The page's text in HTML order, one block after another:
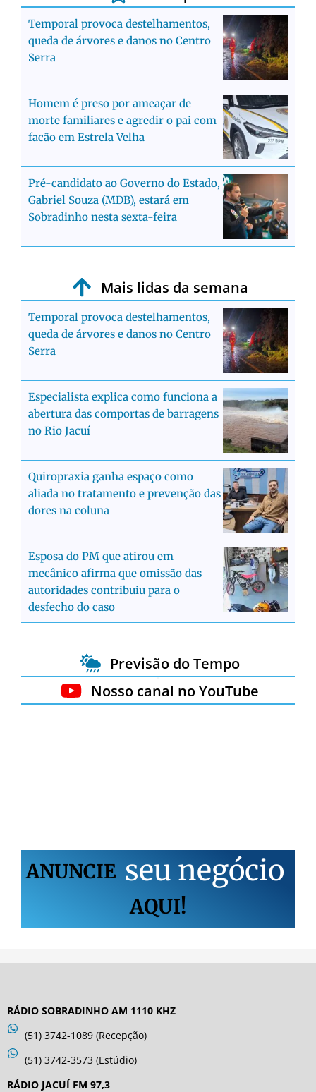
Temporal provoca destelhamentos,
queda de árvores e danos no Centro
Serra
Homem é preso por ameaçar de
morte familiares e agredir o pai com
facão em Estrela Velha
Pré-candidato ao Governo do Estado,
Gabriel Souza (MDB), estará em
Sobradinho nesta sexta-feira
Mais lidas da semana
Temporal provoca destelhamentos,
queda de árvores e danos no Centro
Serra
Especialista explica como funciona a
abertura das comportas de barragens
no Rio Jacuí
Quiropraxia ganha espaço como
aliada no tratamento e prevenção das
dores na coluna
Esposa do PM que atirou em
mecânico afirma que omissão das
autoridades contribuiu para o
desfecho do caso
Previsão do Tempo
Nosso canal no YouTube
ANUNCIE seu negócio
AQUI!
RÁDIO SOBRADINHO AM 1110 KHZ
(51) 3742-1089 (Recepção)
(51) 3742-3573 (Estúdio)
RÁDIO JACUÍ FM 97,3